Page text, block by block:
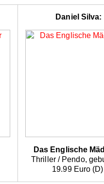
Daniel Silva:
Das Englische
Thriller / Pendo,
19.99 Euro